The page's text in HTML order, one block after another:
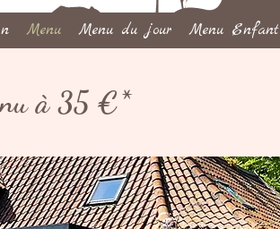
Menu Menu du jour Menu Enfant
à 35 €*